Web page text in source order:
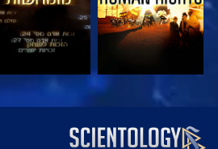
צפה